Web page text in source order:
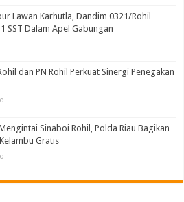
Lawan Karhutla, Dandim 0321/Rohil
SST Dalam Apel Gabungan
dan PN Rohil Perkuat Sinergi Penegakan
Sinaboi Rohil, Polda Riau Bagikan
Gratis